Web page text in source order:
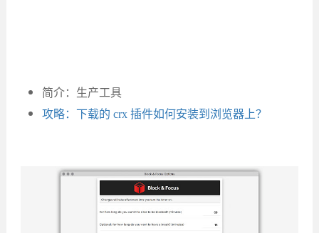
简介：生产工具
攻略：下载的 crx 插件如何安装到浏览器上？